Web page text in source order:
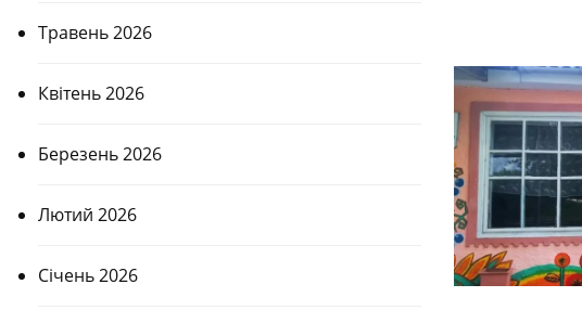
Травень 2026
Квітень 2026
Березень 2026
Лютий 2026
Січень 2026